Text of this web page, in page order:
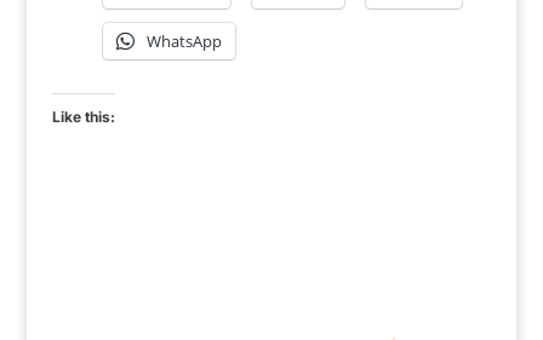
WhatsApp
Like this: